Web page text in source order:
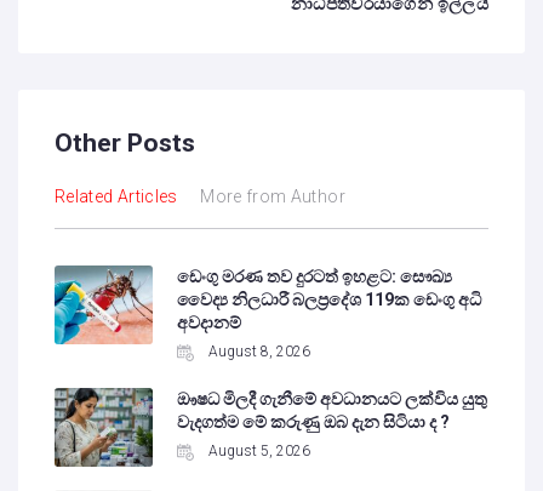
Other Posts
Related Articles More from Author
ඩෙංගු මරණ තව දුරටත් ඉහළට: සෞඛ්‍ය
වෛද්‍ය නිලධාරී බලප්‍රදේශ 119ක ඩෙංගු අධි
අවදානම්
August 8, 2026
ඖෂධ මිලදී ගැනීමේ අවධානයට ලක්විය යුතු
වැදගත්ම මේ කරුණු ඔබ දැන සිටියා ද ?
August 5, 2026